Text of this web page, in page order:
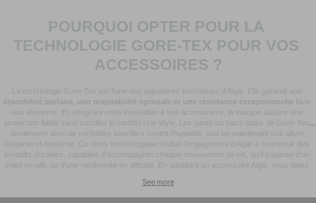
POURQUOI OPTER POUR LA
TECHNOLOGIE GORE-TEX POUR VOS
ACCESSOIRES ?
étanchéité parfaite, une respirabilité optimale et une résistance exceptionnelle face
aux éléments. En intégrant cette innovation à ses accessoires, la marque assure une
protection fiable sans sacrifier le confort ni le style. Les gants ou sacs dotés de Gore-Tex
deviennent ainsi de véritables boucliers contre l’humidité, tout en maintenant une allure
élégante et moderne. Ce choix technologique traduit l’engagement d’Aigle à concevoir des
produits durables, capables d’accompagner chaque mouvement de vie, qu’il s’agisse d’un
trajet en ville ou d’une randonnée en altitude. En adoptant un accessoire Aigle, vous faites
foulard en coton au sac en cuir, célèbre une mode responsable, fonctionnelle et ancrée dans
l’héritage français. Aigle réinvente l’essentiel, en signant des collections où élégance et
See more